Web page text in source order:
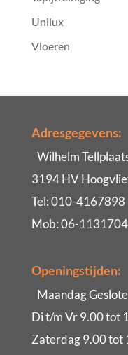
Unilux
Vloeren
Adresgegevens:
Wilhelm
3194 HV
Tel: 010-4167898
Mob: 06-
Openingstijden:
Maandag
Di t/m Vr 9.00 tot
Zaterdag 9.00 tot